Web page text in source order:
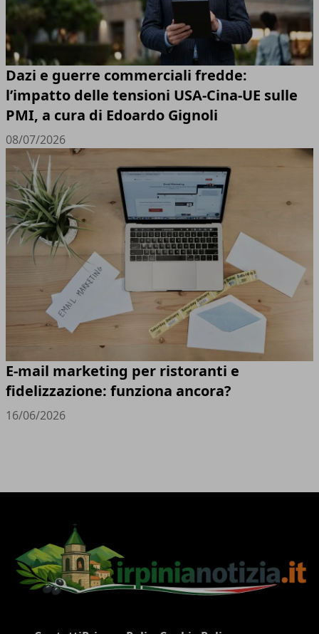
Dazi e guerre commerciali fredde:
l’impatto delle tensioni USA-Cina-UE sulle
PMI, a cura di Edoardo Gignoli
08/07/2026
E-mail marketing per ristoranti e
fidelizzazione: funziona ancora?
16/06/2026